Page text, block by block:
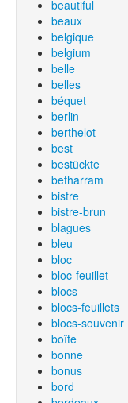
beautiful
beaux
belgique
belgium
belle
belles
béquet
berlin
berthelot
best
bestückte
betharram
bistre
bistre-brun
blagues
bleu
bloc
bloc-feuillet
blocs
blocs-feuillets
blocs-souvenir
boîte
bonne
bonus
bord